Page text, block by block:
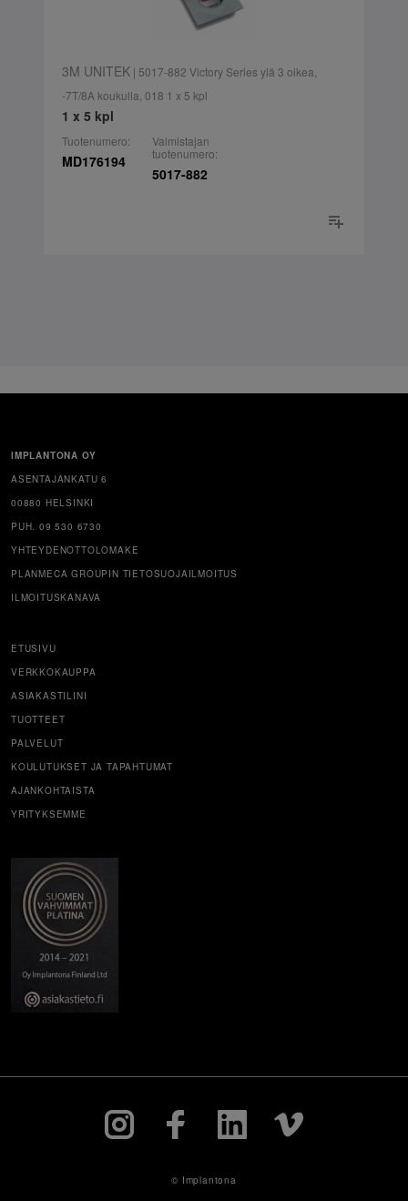
3M UNITEK| 5017-882 Victory Series ylä 3 oikea,
-7T/8A koukulla, 018 1 x 5 kpl
1 x 5 kpl
Tuotenumero:
MD176194
Valmistajan
tuotenumero:
5017-882
IMPLANTONA OY
ASENTAJANKATU 6
00880 HELSINKI
PUH. 09 530 6730
YHTEYDENOTTOLOMAKE
PLANMECA GROUPIN TIETOSUOJAILMOITUS
ILMOITUSKANAVA
ETUSIVU
VERKKOKAUPPA
ASIAKASTILINI
TUOTTEET
PALVELUT
KOULUTUKSET JA TAPAHTUMAT
AJANKOHTAISTA
YRITYKSEMME
© Implantona